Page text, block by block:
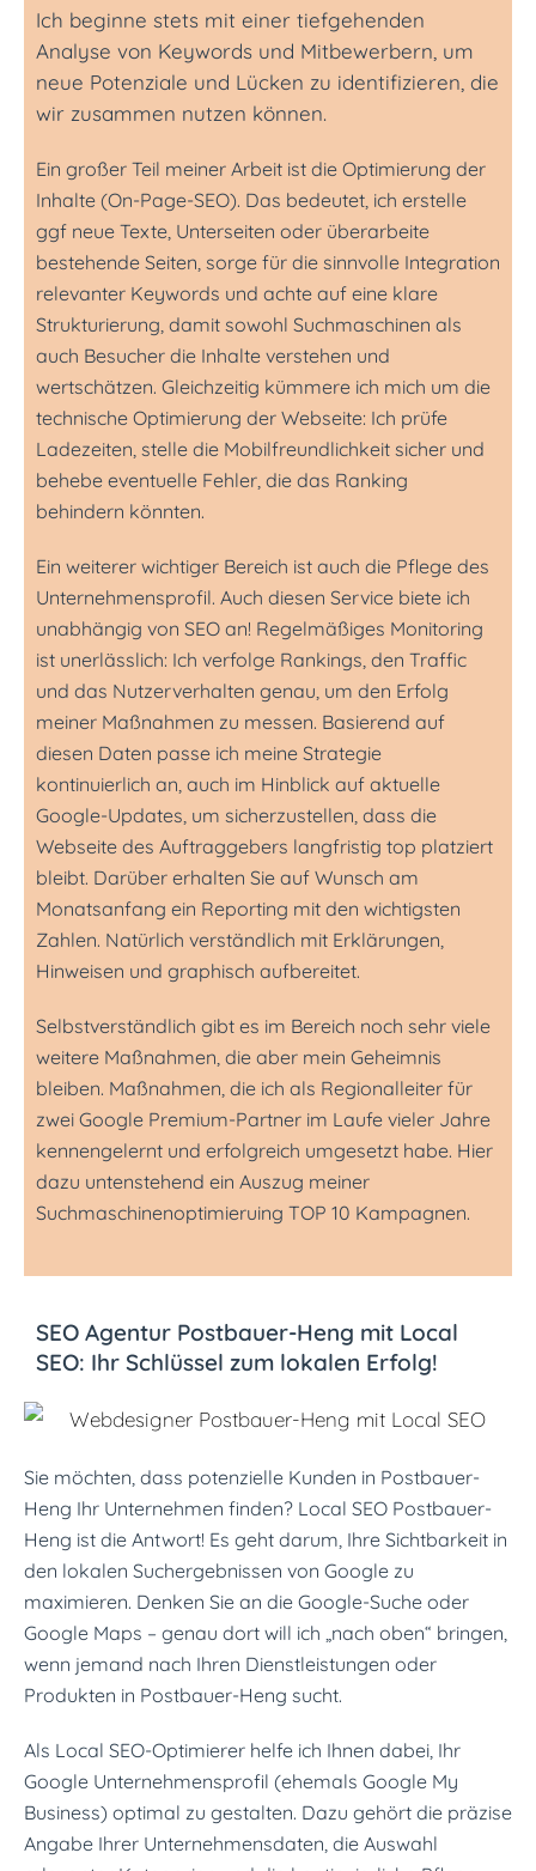
Ich beginne stets mit einer tiefgehenden
Analyse von Keywords und Mitbewerbern, um
neue Potenziale und Lücken zu identifizieren, die
wir zusammen nutzen können.
Ein großer Teil meiner Arbeit ist die Optimierung der
Inhalte (On-Page-SEO). Das bedeutet, ich erstelle
ggf neue Texte, Unterseiten oder überarbeite
bestehende Seiten, sorge für die sinnvolle Integration
relevanter Keywords und achte auf eine klare
Strukturierung, damit sowohl Suchmaschinen als
auch Besucher die Inhalte verstehen und
wertschätzen. Gleichzeitig kümmere ich mich um die
technische Optimierung der Webseite: Ich prüfe
Ladezeiten, stelle die Mobilfreundlichkeit sicher und
behebe eventuelle Fehler, die das Ranking
behindern könnten.
Ein weiterer wichtiger Bereich ist auch die Pflege des
Unternehmensprofil. Auch diesen Service biete ich
unabhängig von SEO an! Regelmäßiges Monitoring
ist unerlässlich: Ich verfolge Rankings, den Traffic
und das Nutzerverhalten genau, um den Erfolg
meiner Maßnahmen zu messen. Basierend auf
diesen Daten passe ich meine Strategie
kontinuierlich an, auch im Hinblick auf aktuelle
Google-Updates, um sicherzustellen, dass die
Webseite des Auftraggebers langfristig top platziert
bleibt. Darüber erhalten Sie auf Wunsch am
Monatsanfang ein Reporting mit den wichtigsten
Zahlen. Natürlich verständlich mit Erklärungen,
Hinweisen und graphisch aufbereitet.
Selbstverständlich gibt es im Bereich noch sehr viele
weitere Maßnahmen, die aber mein Geheimnis
bleiben. Maßnahmen, die ich als Regionalleiter für
zwei Google Premium-Partner im Laufe vieler Jahre
kennengelernt und erfolgreich umgesetzt habe. Hier
dazu untenstehend ein Auszug meiner
Suchmaschinenoptimieruing TOP 10 Kampagnen.
SEO Agentur Postbauer-Heng mit Local
SEO: Ihr Schlüssel zum lokalen Erfolg!
Sie möchten, dass potenzielle Kunden in Postbauer-
Heng Ihr Unternehmen finden? Local SEO Postbauer-
Heng ist die Antwort! Es geht darum, Ihre Sichtbarkeit in
den lokalen Suchergebnissen von Google zu
maximieren. Denken Sie an die Google-Suche oder
Google Maps – genau dort will ich „nach oben“ bringen,
wenn jemand nach Ihren Dienstleistungen oder
Produkten in Postbauer-Heng sucht.
Als Local SEO-Optimierer helfe ich Ihnen dabei, Ihr
Google Unternehmensprofil (ehemals Google My
Business) optimal zu gestalten. Dazu gehört die präzise
Angabe Ihrer Unternehmensdaten, die Auswahl